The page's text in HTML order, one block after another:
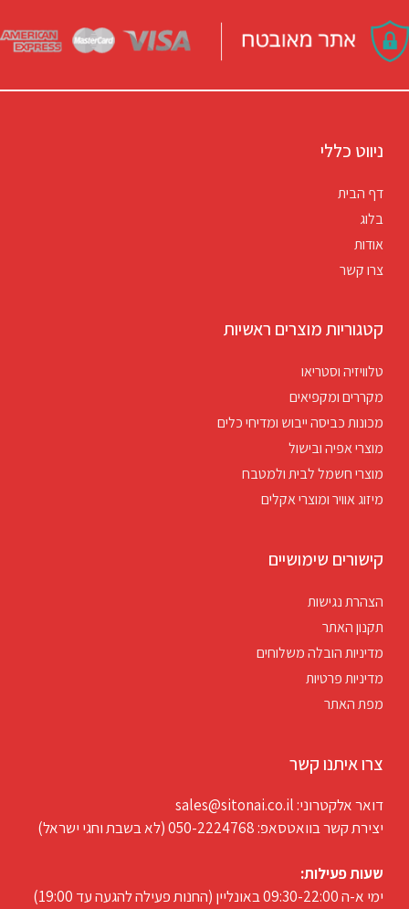
ניווט כללי
דף הבית
בלוג
אודות
צרו קשר
קטגוריות מוצרים ראשיות
טלוויזיה וסטריאו
מקררים ומקפיאים
מכונות כביסה ייבוש ומדיחי כלים
מוצרי אפיה ובישול
מוצרי חשמל לבית ולמטבח
מיזוג אוויר ומוצרי אקלים
קישורים שימושיים
הצהרת נגישות
תקנון האתר
מדיניות הובלה משלוחים
מדיניות פרטיות
מפת האתר
צרו איתנו קשר
דואר אלקטרוני: sales@sitonai.co.il
יצירת קשר בוואטסאפ: 050-2224768 (לא בשבת וחגי ישראל)
שעות פעילות:
ימי א-ה 09:30-22:00 באונליין (החנות פעילה להגעה עד 19:00)